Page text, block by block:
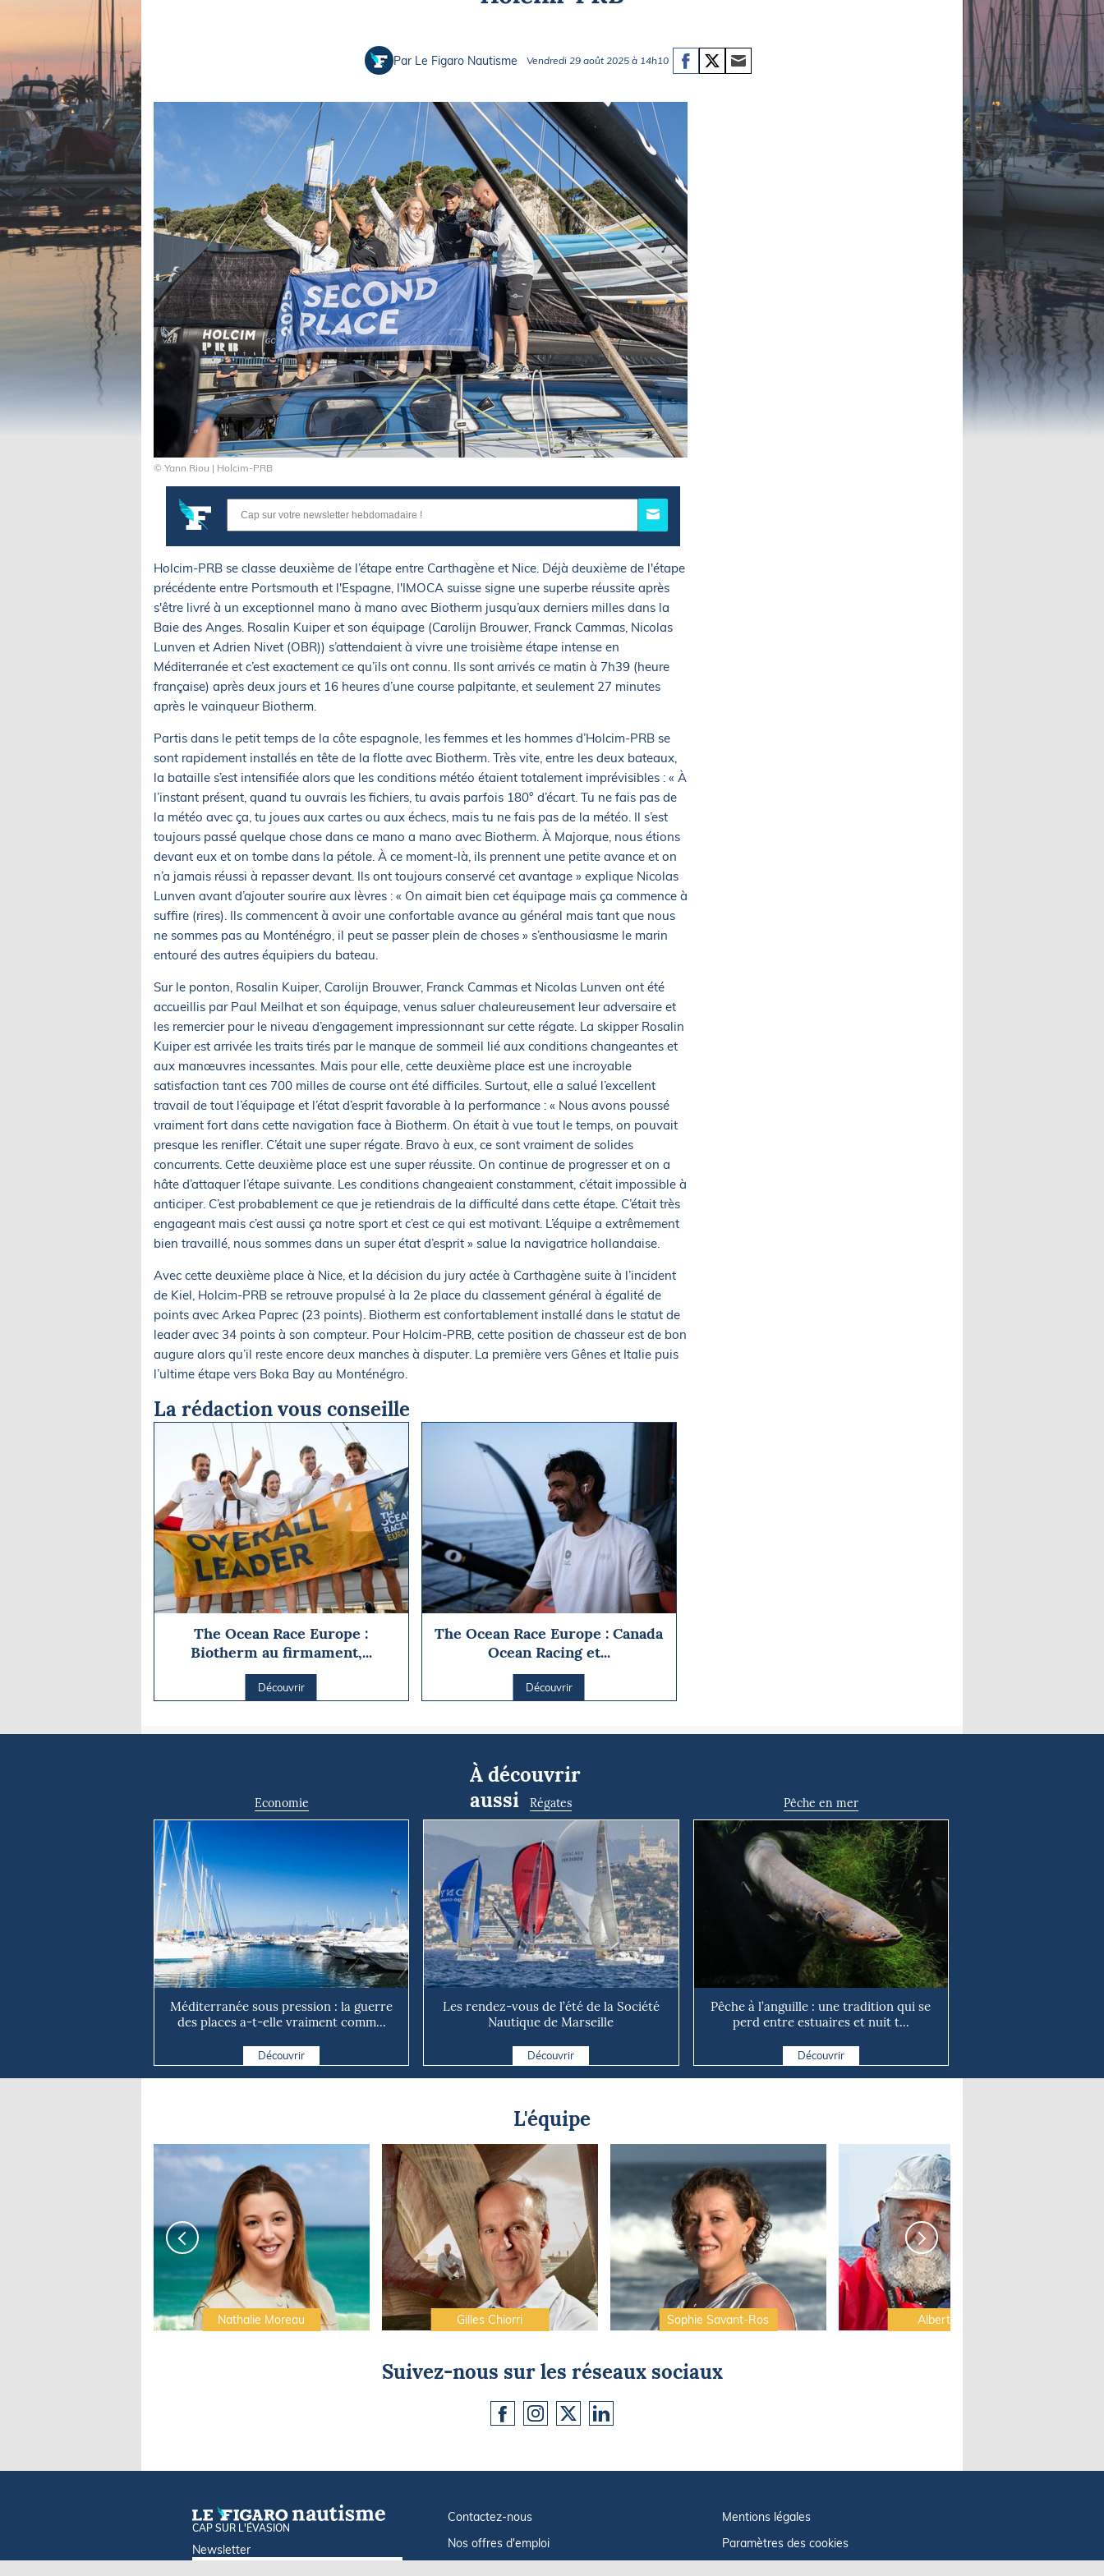
Pêche en mer
Plongée
FLASH INFO
Par Le Figaro Nautisme Vendredi 29 août 2025 à 14h10
© Yann Riou | Holcim-PRB
Holcim-PRB se classe deuxième de l’étape entre Carthagène et Nice. Déjà deuxième de l'étape
précédente entre Portsmouth et l'Espagne, l'IMOCA suisse signe une superbe réussite après
s'être livré à un exceptionnel mano à mano avec Biotherm jusqu’aux derniers milles dans la
Baie des Anges. Rosalin Kuiper et son équipage (Carolijn Brouwer, Franck Cammas, Nicolas
Lunven et Adrien Nivet (OBR)) s’attendaient à vivre une troisième étape intense en
Méditerranée et c’est exactement ce qu’ils ont connu. Ils sont arrivés ce matin à 7h39 (heure
française) après deux jours et 16 heures d’une course palpitante, et seulement 27 minutes
après le vainqueur Biotherm.
Partis dans le petit temps de la côte espagnole, les femmes et les hommes d’Holcim-PRB se
sont rapidement installés en tête de la flotte avec Biotherm. Très vite, entre les deux bateaux,
la bataille s’est intensifiée alors que les conditions météo étaient totalement imprévisibles : « À
l’instant présent, quand tu ouvrais les fichiers, tu avais parfois 180° d’écart. Tu ne fais pas de
la météo avec ça, tu joues aux cartes ou aux échecs, mais tu ne fais pas de la météo. Il s’est
toujours passé quelque chose dans ce mano a mano avec Biotherm. À Majorque, nous étions
devant eux et on tombe dans la pétole. À ce moment-là, ils prennent une petite avance et on
n’a jamais réussi à repasser devant. Ils ont toujours conservé cet avantage » explique Nicolas
Lunven avant d’ajouter sourire aux lèvres : « On aimait bien cet équipage mais ça commence à
suffire (rires). Ils commencent à avoir une confortable avance au général mais tant que nous
ne sommes pas au Monténégro, il peut se passer plein de choses » s’enthousiasme le marin
entouré des autres équipiers du bateau.
Sur le ponton, Rosalin Kuiper, Carolijn Brouwer, Franck Cammas et Nicolas Lunven ont été
accueillis par Paul Meilhat et son équipage, venus saluer chaleureusement leur adversaire et
les remercier pour le niveau d’engagement impressionnant sur cette régate. La skipper Rosalin
Kuiper est arrivée les traits tirés par le manque de sommeil lié aux conditions changeantes et
aux manœuvres incessantes. Mais pour elle, cette deuxième place est une incroyable
satisfaction tant ces 700 milles de course ont été difficiles. Surtout, elle a salué l’excellent
travail de tout l’équipage et l’état d’esprit favorable à la performance : « Nous avons poussé
vraiment fort dans cette navigation face à Biotherm. On était à vue tout le temps, on pouvait
presque les renifler. C’était une super régate. Bravo à eux, ce sont vraiment de solides
concurrents. Cette deuxième place est une super réussite. On continue de progresser et on a
hâte d’attaquer l’étape suivante. Les conditions changeaient constamment, c’était impossible à
anticiper. C’est probablement ce que je retiendrais de la difficulté dans cette étape. C’était très
engageant mais c’est aussi ça notre sport et c’est ce qui est motivant. L’équipe a extrêmement
bien travaillé, nous sommes dans un super état d’esprit » salue la navigatrice hollandaise.
Avec cette deuxième place à Nice, et la décision du jury actée à Carthagène suite à l’incident
de Kiel, Holcim-PRB se retrouve propulsé à la 2e place du classement général à égalité de
points avec Arkea Paprec (23 points). Biotherm est confortablement installé dans le statut de
leader avec 34 points à son compteur. Pour Holcim-PRB, cette position de chasseur est de bon
augure alors qu’il reste encore deux manches à disputer. La première vers Gênes et Italie puis
l’ultime étape vers Boka Bay au Monténégro.
La rédaction vous conseille
The Ocean Race Europe :
Biotherm au firmament,...
Découvrir
The Ocean Race Europe : Canada
Ocean Racing et...
Découvrir
À découvrir
aussi
Economie
Méditerranée sous pression : la guerre
des places a-t-elle vraiment comm...
Découvrir
Régates
Les rendez-vous de l’été de la Société
Nautique de Marseille
Découvrir
Pêche en mer
Pêche à l’anguille : une tradition qui se
perd entre estuaires et nuit t...
Découvrir
L'équipe
Nathalie Moreau Gilles Chiorri Sophie Savant-Ros Albert Brel
Suivez-nous sur les réseaux sociaux
CAP SUR L'ÉVASION
Newsletter
Contactez-nous
Nos offres d'emploi
Mentions légales
Paramètres des cookies